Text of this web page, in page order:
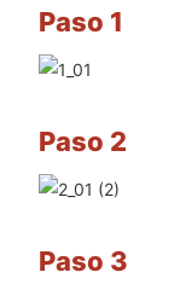
Paso 1
Paso 2
Paso 3